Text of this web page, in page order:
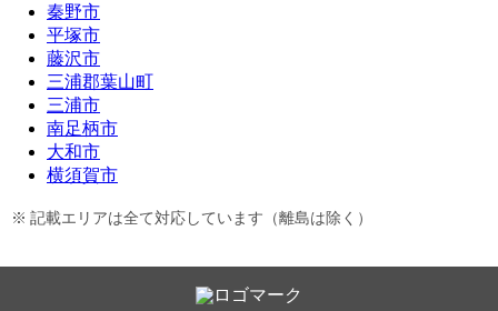
秦野市
平塚市
藤沢市
三浦郡葉山町
三浦市
南足柄市
大和市
横須賀市
記載エリアは全て対応しています（離島は除く）